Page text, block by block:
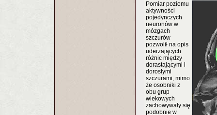
Pomiar poziomu
aktywności
pojedynczych
neuronów w
mózgach
szczurów
pozwolił na opis
uderzających
różnic między
dorastającymi i
dorosłymi
szczurami, mimo
że osobniki z
obu grup
wiekowych
zachowywały się
podobnie w